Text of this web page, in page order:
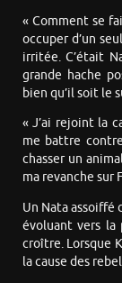
« Comment se
occuper d’un
irritée. C’était
grande hache
bien qu’il soit le
« J’ai rejoint la
me battre
chasser un
ma revanche sur
Un Nata assoiffé
évoluant vers la
croître. Lorsque
la cause des